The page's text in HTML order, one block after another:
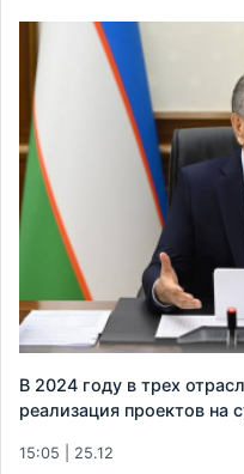
В 2024 году в трех
реализация проектов на
15:05 | 25.12